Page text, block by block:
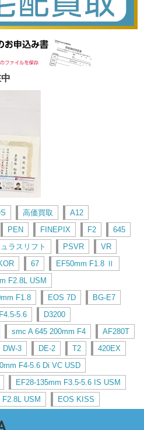
高価買取
A12
PEN FINEPIX F2
645
ラスリフト PSVR
VR
67
EF50mm F1.8 Ⅱ
F2.8L USM
F1.8 EOS 7D
BG-E7
5.6
D3200
smc A 645 200mm F4
AF280T
DW-3 DE-2 T2
420EX
F4-5.6 Di VC USD
EF28-135mm F3.5-5.6 IS USM
F2.8L USM EOS KISS